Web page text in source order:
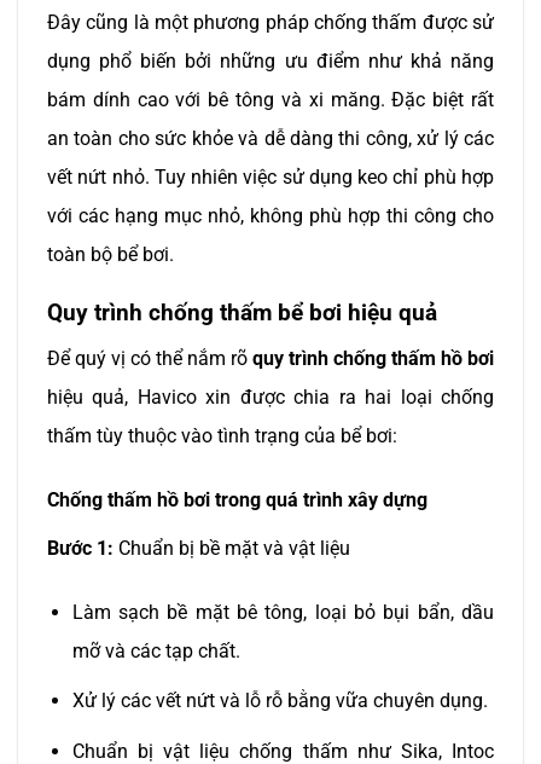
Đây cũng là một phương pháp chống thấm được sử
dụng phổ biến bởi những ưu điểm như khả năng
bám dính cao với bê tông và xi măng. Đặc biệt rất
an toàn cho sức khỏe và dễ dàng thi công, xử lý các
vết nứt nhỏ. Tuy nhiên việc sử dụng keo chỉ phù hợp
với các hạng mục nhỏ, không phù hợp thi công cho
toàn bộ bể bơi.
Quy trình chống thấm bể bơi hiệu quả
Để quý vị có thể nắm rõ quy trình chống thấm hồ bơi
hiệu quả, Havico xin được chia ra hai loại chống
thấm tùy thuộc vào tình trạng của bể bơi:
Chống thấm hồ bơi trong quá trình xây dựng
Bước 1: Chuẩn bị bề mặt và vật liệu
Làm sạch bề mặt bê tông, loại bỏ bụi bẩn, dầu
mỡ và các tạp chất.
Xử lý các vết nứt và lỗ rỗ bằng vữa chuyên dụng.
Chuẩn bị vật liệu chống thấm như Sika, Intoc